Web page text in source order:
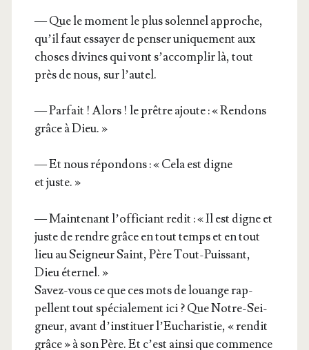
— Que le moment le plus solen­nel approche,
qu’il faut essayer de pen­ser uni­que­ment aux
choses divines qui vont s’accomplir là, tout
près de nous, sur l’autel.
— Par­fait ! Alors ! le prêtre ajoute : « Ren­dons
grâce à Dieu. »
— Et nous répon­dons : « Cela est digne
et juste. »
— Main­te­nant l’officiant redit : « Il est digne et
juste de rendre grâce en tout temps et en tout
lieu au Sei­gneur Saint, Père Tout-Puis­sant,
Dieu éternel. »
Savez-vous ce que ces mots de louange rap­
pellent tout spé­cia­le­ment ici ? Que Notre-Sei­
gneur, avant d’instituer l’Eucharistie, « ren­dit
grâce » à son Père. Et c’est ain­si que com­mence